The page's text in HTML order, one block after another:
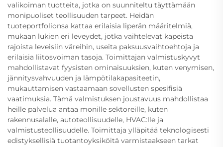
valikoiman tuotteita, jotka on suunniteltu täyttämään
monipuoliset teollisuuden tarpeet. Heidän
tuoteportfolionsa kattaa erilaisia liperän määritelmiä,
mukaan lukien eri leveydet, jotka vaihtelevat kapeista
rajoista leveisiin väreihin, useita paksuusvaihtoehtoja ja
erilaisia liitosvoiman tasoja. Toimittajan valmistuskyvyt
mahdollistavat fyysisten ominaisuuksien, kuten venymisen,
jännitysvahvuuden ja lämpötilakapasiteetin,
mukauttamisen vastaamaan sovellusten spesifisiä
vaatimuksia. Tämä valmistuksen joustavuus mahdollistaa
heille palvelua antaa monille sektoreille, kuten
rakennusalalle, autoteollisuudelle, HVAC:lle ja
valmistusteollisuudelle. Toimittaja ylläpitää teknologisesti
edistyksellisiä tuotantoyksiköitä varmistaakseen tarkat